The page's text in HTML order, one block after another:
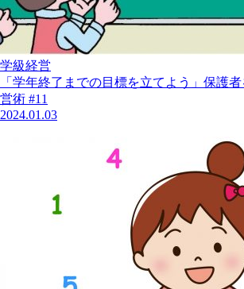
学級経営
「学年終了までの目標を立てよう」保護
営術 #11
2024.01.03